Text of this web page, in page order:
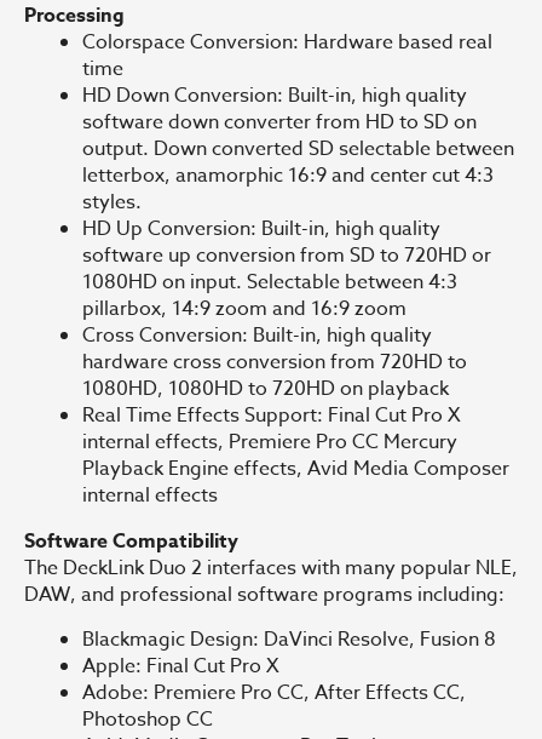
Processing
Colorspace Conversion: Hardware based real
time
HD Down Conversion: Built-in, high quality
software down converter from HD to SD on
output. Down converted SD selectable between
letterbox, anamorphic 16:9 and center cut 4:3
styles.
HD Up Conversion: Built-in, high quality
software up conversion from SD to 720HD or
1080HD on input. Selectable between 4:3
pillarbox, 14:9 zoom and 16:9 zoom
Cross Conversion: Built-in, high quality
hardware cross conversion from 720HD to
1080HD, 1080HD to 720HD on playback
Real Time Effects Support: Final Cut Pro X
internal effects, Premiere Pro CC Mercury
Playback Engine effects, Avid Media Composer
internal effects
Software Compatibility
The DeckLink Duo 2 interfaces with many popular NLE,
DAW, and professional software programs including:
Blackmagic Design: DaVinci Resolve, Fusion 8
Apple: Final Cut Pro X
Adobe: Premiere Pro CC, After Effects CC,
Photoshop CC